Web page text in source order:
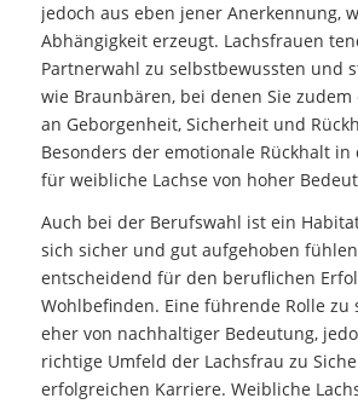
jedoch aus eben jener Anerkennung,
Abhängigkeit erzeugt. Lachsfrauen
Partnerwahl zu selbstbewussten und
wie Braunbären, bei denen Sie zudem
an Geborgenheit, Sicherheit und
Besonders der emotionale Rückhalt
für weibliche Lachse von hoher
Auch bei der Berufswahl ist ein
sich sicher und gut aufgehoben
entscheidend für den beruflichen
Wohlbefinden. Eine führende Rolle zu
eher von nachhaltiger Bedeutung,
richtige Umfeld der Lachsfrau zu
erfolgreichen Karriere. Weibliche